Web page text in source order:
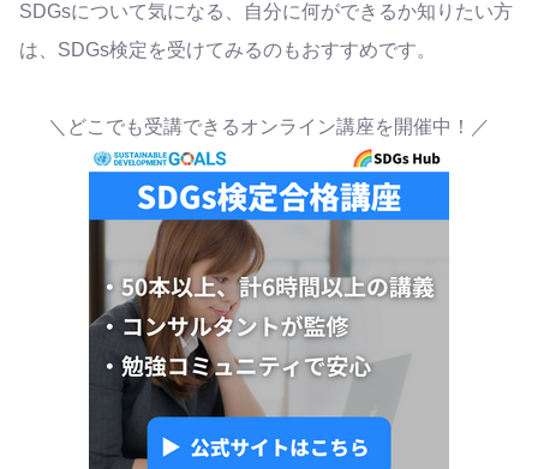
SDGsについて気になる、自分に何ができるか知りたい方
は、SDGs検定を受けてみるのもおすすめです。
＼どこでも受講できるオンライン講座を開催中！／